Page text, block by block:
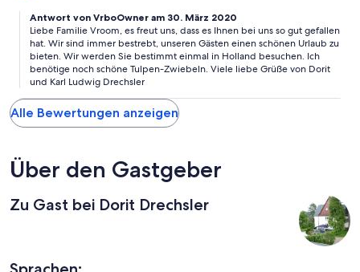
das schloss zu tun haben, aber wir haben viele gesehen, und ist
auch schön). Ein tankstelle, pinautomat, apotheke, backer,
eiscafe und Netto supermarkt ist alles in die ganze nähe von die
Villa. Und in Marienberg (15 min fahren) ein super grosse
Kaufland und Kik. Auch ein Tedi und Deichman. Und ein sehr
schones schwimbad Aqua Marien (met 3 war es 26 euro fur 2
stunden). Essen ist sehr gut und billig bei Zur Turnhalle in
Pockau und pizza etc bei Zum Alten Leiterwagen in
gegessen und ein sehr schone ambiance. Frau Drechsler ist
ganz lieb und sehr behilflich mit alles. Auch sie hat beigetragen
aus Holland ;) und wenn Sie hier mal in Holland kommen dann
Antwort von VrboOwner am 30. März 2020
Liebe Familie Vroom, es freut uns, dass es Ihnen bei uns so gut gefallen
hat. Wir sind immer bestrebt, unseren Gästen einen schönen Urlaub zu
bieten. Wir werden Sie bestimmt einmal in Holland besuchen. Ich
benötige noch schöne Tulpen-Zwiebeln. Viele liebe Grüße von Dorit
und Karl Ludwig Drechsler
Alle Bewertungen anzeigen
Über den Gastgeber
Zu Gast bei Dorit Drechsler